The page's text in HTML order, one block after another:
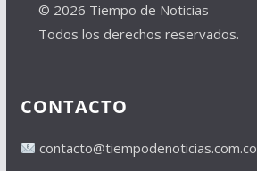
© 2026 Tiempo de Noticias
Todos los derechos reservados.
CONTACTO
contacto@tiempodenoticias.com.co